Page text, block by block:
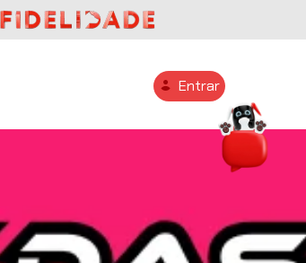
Entrar